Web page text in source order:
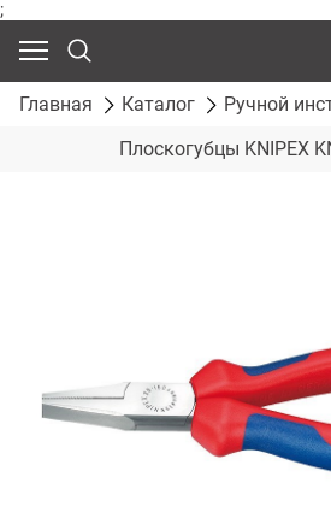
;
Главная Каталог Ручной
Плоскогубцы KNIPEX